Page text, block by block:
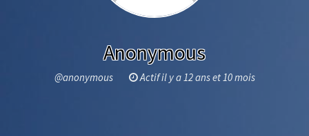
Anonymous
@anonymous Actif il y a 12 ans et 10 mois